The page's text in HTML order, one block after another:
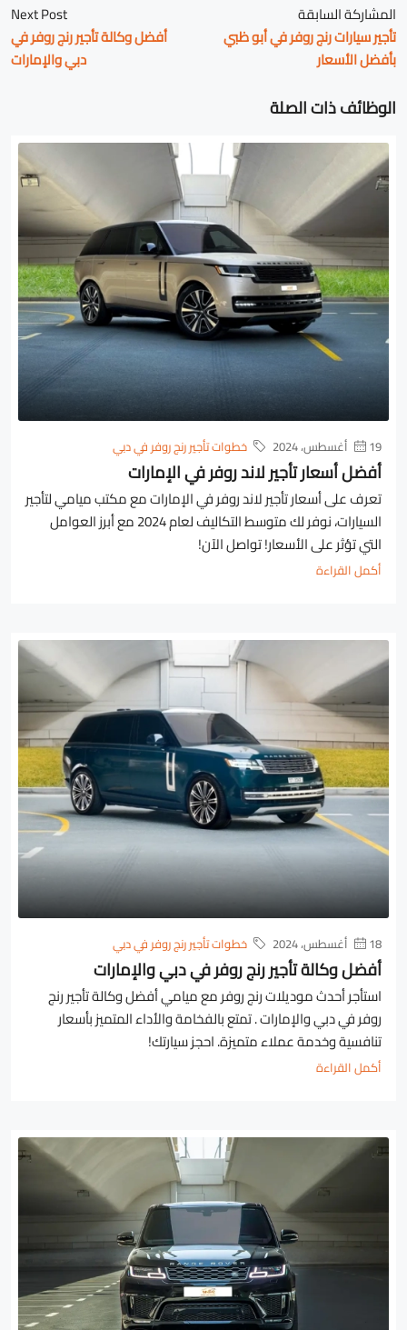
المشاركة السابقة
تأجير سيارات رنج روفر في أبو ظبي
بأفضل الأسعار
Next Post
أفضل وكالة تأجير رنج روفر في
دبي والإمارات
الوظائف ذات الصلة
19 أغسطس، 2024 خطوات تأجير رنج روفر في دبي
أفضل أسعار تأجير لاند روفر في الإمارات
تعرف على أسعار تأجير لاند روفر في الإمارات مع مكتب ميامي لتأجير
السيارات، نوفر لك متوسط التكاليف لعام 2024 مع أبرز العوامل
التي تؤثر على الأسعار! تواصل الآن!
أكمل القراءة
18 أغسطس، 2024 خطوات تأجير رنج روفر في دبي
أفضل وكالة تأجير رنج روفر في دبي والإمارات
استأجر أحدث موديلات رنج روفر مع ميامي أفضل وكالة تأجير رنج
روفر في دبي والإمارات . تمتع بالفخامة والأداء المتميز بأسعار
تنافسية وخدمة عملاء متميزة. احجز سيارتك!
أكمل القراءة